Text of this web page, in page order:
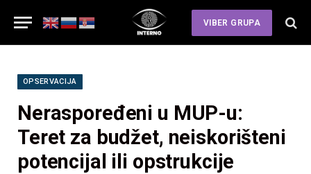
VIBER GRUPA
OPSERVACIJA
Neraspoređeni u MUP-u:
Teret za budžet, neiskorišteni
potencijal ili opstrukcije